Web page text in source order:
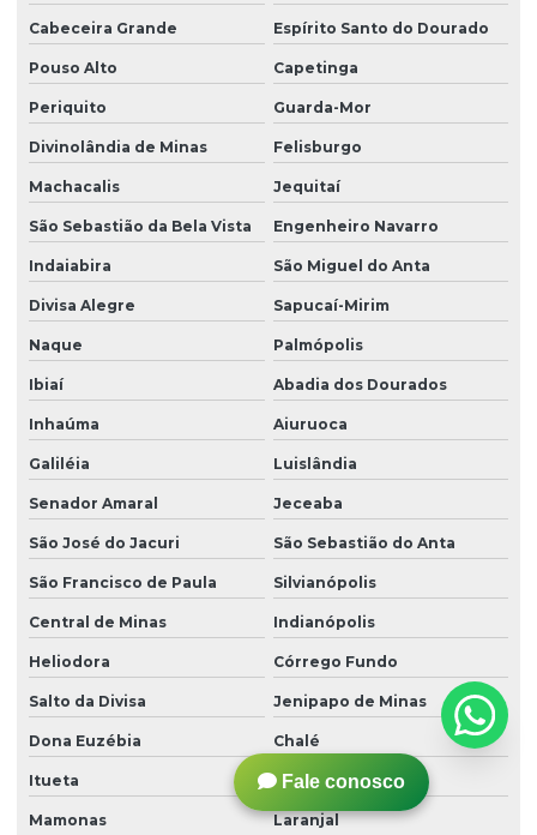
Cabeceira Grande Espírito Santo do Dourado
Pouso Alto Capetinga
Periquito Guarda-Mor
Divinolândia de Minas Felisburgo
Machacalis Jequitaí
São Sebastião da Bela Vista Engenheiro Navarro
Indaiabira São Miguel do Anta
Divisa Alegre Sapucaí-Mirim
Naque Palmópolis
Ibiaí Abadia dos Dourados
Inhaúma Aiuruoca
Galiléia Luislândia
Senador Amaral Jeceaba
São José do Jacuri São Sebastião do Anta
São Francisco de Paula Silvianópolis
Central de Minas Indianópolis
Heliodora Córrego Fundo
Salto da Divisa Jenipapo de Minas
Dona Euzébia Chalé
Itueta Piranguçu
Mamonas Laranjal
Fale conosco